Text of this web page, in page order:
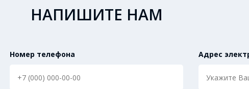
НАПИШИТЕ НАМ
Номер телефона Адрес